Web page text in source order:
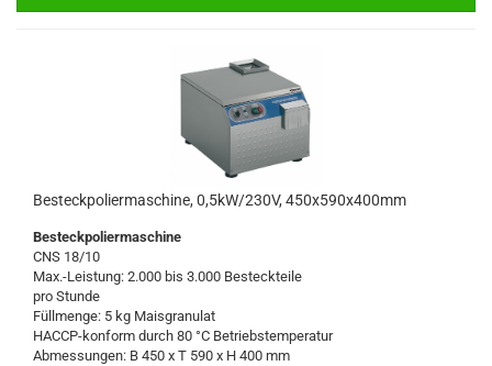
Besteckpoliermaschine, 0,5kW/230V, 450x590x400mm
Besteckpoliermaschine
CNS 18/10
Max.-Leistung: 2.000 bis 3.000 Besteckteile
pro Stunde
Füllmenge: 5 kg Maisgranulat
HACCP-konform durch 80 °C Betriebstemperatur
Abmessungen: B 450 x T 590 x H 400 mm